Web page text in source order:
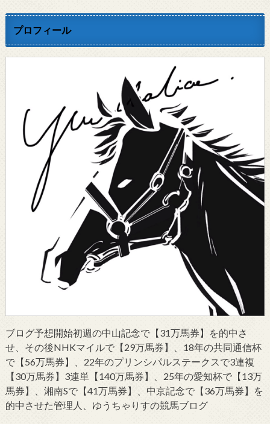
プロフィール
ブログ予想開始初週の中山記念で【31万馬券】を的中さ
せ、その後NHKマイルで【29万馬券】、18年の共同通信杯
で【56万馬券】、22年のプリンシパルステークスで3連複
【30万馬券】3連単【140万馬券】、25年の愛知杯で【13万
馬券】、湘南Sで【41万馬券】、中京記念で【36万馬券】を
的中させた管理人、ゆうちゃりすの競馬ブログ